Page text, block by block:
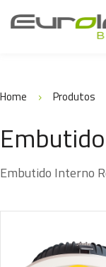
Home Produtos
Embutido Interno